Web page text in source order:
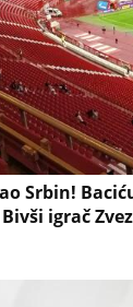
Srbin!
igrač